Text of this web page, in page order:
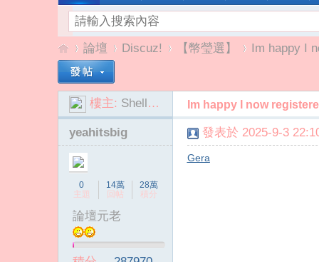
»
論壇
›
Discuz! 【幣瑩選】
›
Im happy I
樓主: Shellie884 Im happy I now
yeahitsbig
0
主題
14萬
回帖
28萬
積分
論壇元老
發表於 2025-9-3
Gera